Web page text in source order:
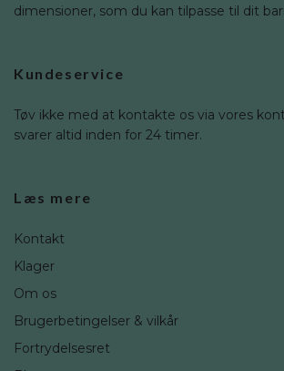
dimensioner, som du kan tilpasse til dit
Kundeservice
Tøv ikke med at kontakte os via vores
svarer altid inden for 24 timer.
Læs mere
Kontakt
Klager
Om os
Brugerbetingelser & vilkår
Fortrydelsesret